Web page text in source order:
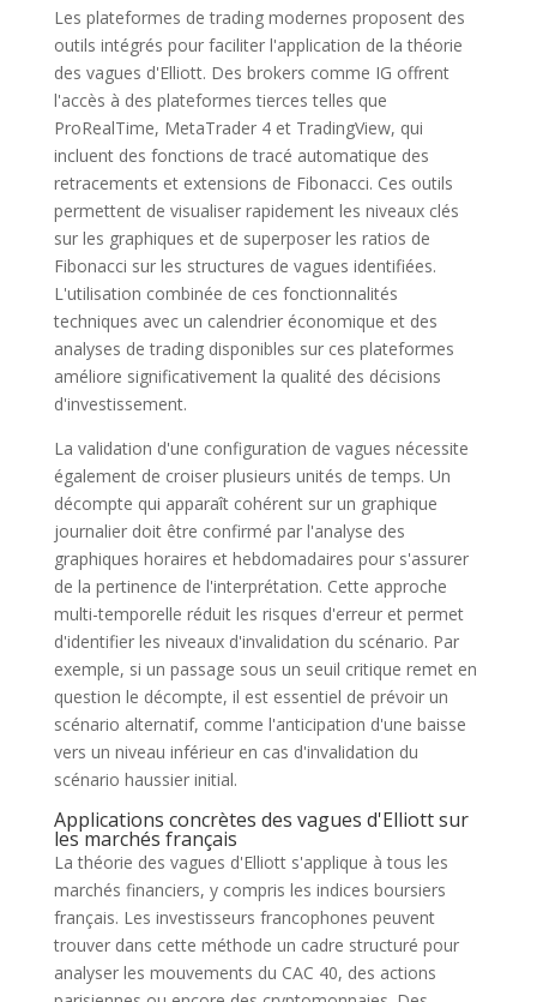
Les plateformes de trading modernes proposent des
outils intégrés pour faciliter l'application de la théorie
des vagues d'Elliott. Des brokers comme IG offrent
l'accès à des plateformes tierces telles que
ProRealTime, MetaTrader 4 et TradingView, qui
incluent des fonctions de tracé automatique des
retracements et extensions de Fibonacci. Ces outils
permettent de visualiser rapidement les niveaux clés
sur les graphiques et de superposer les ratios de
Fibonacci sur les structures de vagues identifiées.
L'utilisation combinée de ces fonctionnalités
techniques avec un calendrier économique et des
analyses de trading disponibles sur ces plateformes
améliore significativement la qualité des décisions
d'investissement.
La validation d'une configuration de vagues nécessite
également de croiser plusieurs unités de temps. Un
décompte qui apparaît cohérent sur un graphique
journalier doit être confirmé par l'analyse des
graphiques horaires et hebdomadaires pour s'assurer
de la pertinence de l'interprétation. Cette approche
multi-temporelle réduit les risques d'erreur et permet
d'identifier les niveaux d'invalidation du scénario. Par
exemple, si un passage sous un seuil critique remet en
question le décompte, il est essentiel de prévoir un
scénario alternatif, comme l'anticipation d'une baisse
vers un niveau inférieur en cas d'invalidation du
scénario haussier initial.
Applications concrètes des vagues d'Elliott sur
les marchés français
La théorie des vagues d'Elliott s'applique à tous les
marchés financiers, y compris les indices boursiers
français. Les investisseurs francophones peuvent
trouver dans cette méthode un cadre structuré pour
analyser les mouvements du CAC 40, des actions